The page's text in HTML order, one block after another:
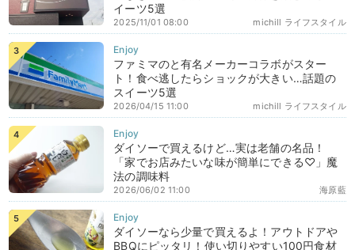
イーツ5選
michill ライフスタイル
2025/11/01 08:00
ファミマのと有名メーカーコラボがスター
ト！食べ逃したらショックが大きい…話題の
スイーツ5選
michill ライフスタイル
2026/04/15 11:00
ダイソーで買えるけど…実は老舗の名品！
「家でお店みたいな味が簡単にできる♡」魔
法の調味料
海原藍
2026/06/02 11:00
ダイソーなら少量で買えるよ！アウトドアや
BBQにピッタリ！使い切りやすい100円食材